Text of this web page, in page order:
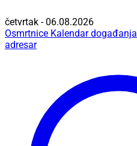
četvrtak - 06.08.2026
Osmrtnice Kalendar događanja
adresar